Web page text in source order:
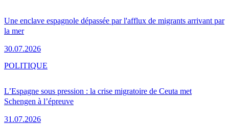
Une enclave espagnole dépassée par l'afflux de migrants arrivant par
la mer
30.07.2026
L’Espagne sous pression : la crise migratoire de Ceuta met
Schengen à l’épreuve
31.07.2026
POLITIQUE